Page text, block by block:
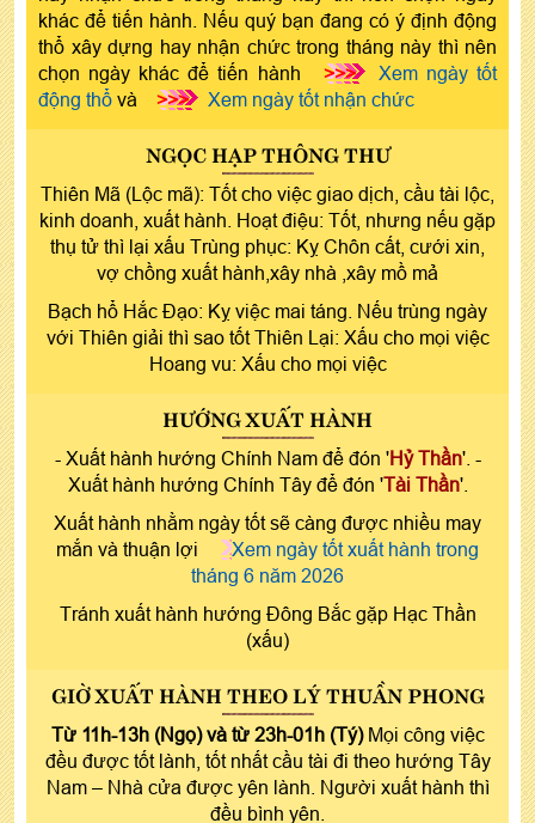
khác để tiến hành. Nếu quý bạn đang có ý định động
thổ xây dựng hay nhận chức trong tháng này thì nên
chọn ngày khác để tiến hành
>>>
Xem ngày tốt
động thổ và >>> Xem ngày tốt nhận chức
NGỌC HẠP THÔNG THƯ
Thiên Mã (Lộc mã): Tốt cho việc giao dịch, cầu tài lộc,
kinh doanh, xuất hành. Hoạt điệu: Tốt, nhưng nếu gặp
thụ tử thì lại xấu Trùng phục: Kỵ Chôn cất, cưới xin,
vợ chồng xuất hành,xây nhà ,xây mồ mả
Bạch hổ Hắc Đạo: Kỵ việc mai táng. Nếu trùng ngày
với Thiên giải thì sao tốt Thiên Lại: Xấu cho mọi việc
Hoang vu: Xấu cho mọi việc
HƯỚNG XUẤT HÀNH
- Xuất hành hướng Chính Nam để đón 'Hỷ Thần'. -
Xuất hành hướng Chính Tây để đón 'Tài Thần'.
Xuất hành nhằm ngày tốt sẽ càng được nhiều may
mắn và thuận lợi
Xem ngày tốt xuất hành trong
tháng 6 năm 2026
Tránh xuất hành hướng Đông Bắc gặp Hạc Thần
(xấu)
GIỜ XUẤT HÀNH THEO LÝ THUẦN PHONG
Từ 11h-13h (Ngọ) và từ 23h-01h (Tý) Mọi công việc
đều được tốt lành, tốt nhất cầu tài đi theo hướng Tây
Nam – Nhà cửa được yên lành. Người xuất hành thì
đều bình yên.